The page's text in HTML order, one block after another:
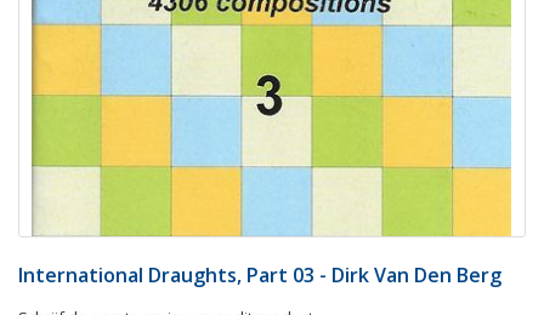
International Draughts, Part 03 - Dirk Van Den Berg